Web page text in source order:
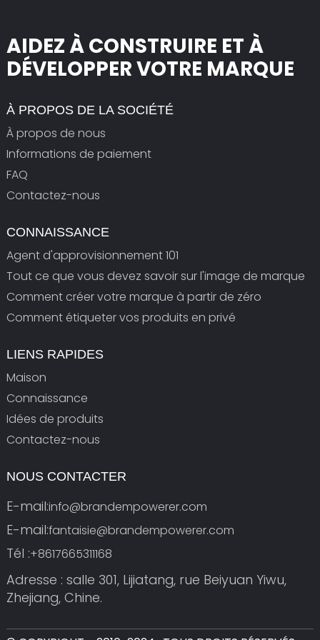
AIDEZ À CONSTRUIRE ET À
DÉVELOPPER VOTRE MARQUE
À PROPOS DE LA SOCIÉTÉ
À propos de nous
Informations de paiement
FAQ
Contactez-nous
CONNAISSANCE
Agent d'approvisionnement 101
Tout ce que vous devez savoir sur l'image de marque
Comment créer votre marque à partir de zéro
Comment étiqueter vos produits en privé
LIENS RAPIDES
Maison
Connaissance
Idées de produits
Contactez-nous
NOUS CONTACTER
E-mail:info@brandempowerer.com
E-mail:fantaisie@brandempowerer.com
Tél :+8617665311168
Adresse : salle 301, Lijiatang, rue Beiyuan Yiwu,
Zhejiang, Chine.